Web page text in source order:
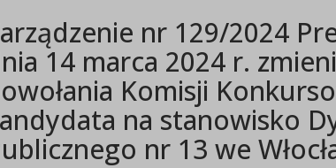
nr 129/2024
14 marca 2024 r.
Komisji
na stanowisko
nr 13 we